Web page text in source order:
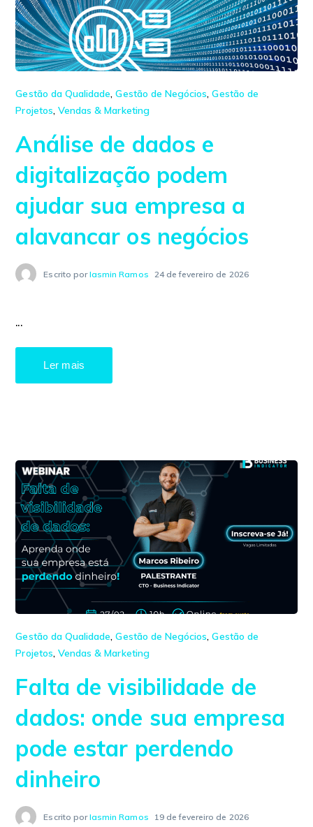
Gestão da Qualidade,Gestão de Negócios,Gestão de
Projetos, Vendas & Marketing
Análise de dados e
digitalização podem
ajudar sua empresa a
alavancar os negócios
Escrito porIasmin Ramos 24 de fevereiro de 2026
...
Ler mais
Gestão da Qualidade,Gestão de Negócios,Gestão de
Projetos, Vendas & Marketing
Falta de visibilidade de
dados: onde sua empresa
pode estar perdendo
dinheiro
Escrito porIasmin Ramos 19 de fevereiro de 2026